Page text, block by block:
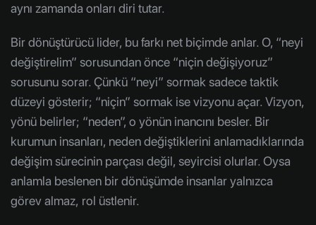
aynı zamanda onları diri tutar.
Bir dönüştürücü lider, bu farkı net biçimde anlar. O, “neyi
değiştirelim” sorusundan önce “niçin değişiyoruz”
sorusunu sorar. Çünkü “neyi” sormak sadece taktik
düzeyi gösterir; “niçin” sormak ise vizyonu açar. Vizyon,
yönü belirler; “neden”, o yönün inancını besler. Bir
kurumun insanları, neden değiştiklerini anlamadıklarında
değişim sürecinin parçası değil, seyircisi olurlar. Oysa
anlamla beslenen bir dönüşümde insanlar yalnızca
görev almaz, rol üstlenir.